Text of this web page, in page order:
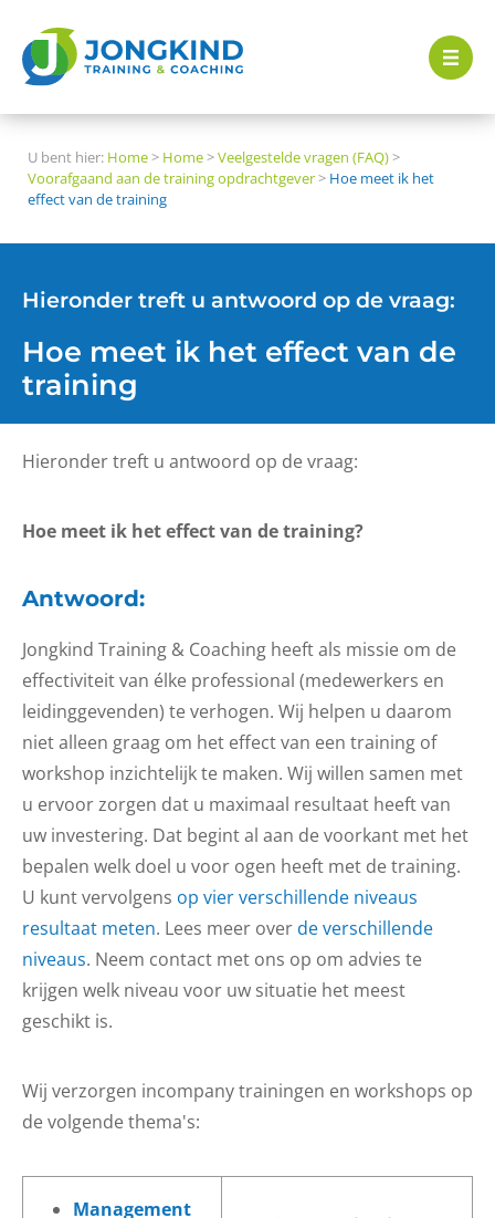
U bent hier: Home> Home>Veelgestelde vragen (FAQ)>
Voorafgaand aan de training opdrachtgever> Hoe meet ik het
effect van de training
Hieronder treft u antwoord op de vraag:
Hoe meet ik het effect van de
training
Hieronder treft u antwoord op de vraag:
Hoe meet ik het effect van de training?
Antwoord:
Jongkind Training & Coaching heeft als missie om de
effectiviteit van élke professional (medewerkers en
leidinggevenden) te verhogen. Wij helpen u daarom
niet alleen graag om het effect van een training of
workshop inzichtelijk te maken. Wij willen samen met
u ervoor zorgen dat u maximaal resultaat heeft van
uw investering. Dat begint al aan de voorkant met het
bepalen welk doel u voor ogen heeft met de training.
U kunt vervolgens op vier verschillende niveaus
resultaat meten. Lees meer over de verschillende
niveaus. Neem contact met ons op om advies te
krijgen welk niveau voor uw situatie het meest
geschikt is.
Wij verzorgen incompany trainingen en workshops op
de volgende thema's:
Management